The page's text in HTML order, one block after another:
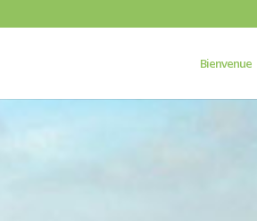
Bienvenue